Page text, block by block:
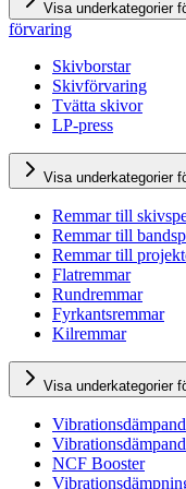
Visa underkategorier
förvaring
Skivborstar
Skivförvaring
Tvätta skivor
LP-press
Visa underkategorier
Remmar till
Remmar till
Remmar till
Flatremmar
Rundremmar
Fyrkantsremmar
Kilremmar
Visa underkategorier
NCF Booster